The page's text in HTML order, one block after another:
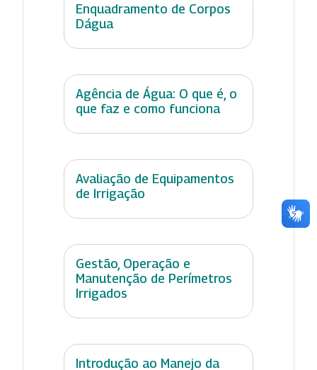
Enquadramento de Corpos
Dágua
Agência de Água: O que é, o
que faz e como funciona
Avaliação de Equipamentos
de Irrigação
Gestão, Operação e
Manutenção de Perímetros
Irrigados
Introdução ao Manejo da